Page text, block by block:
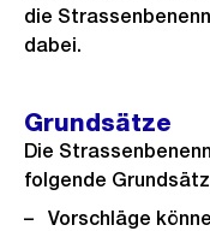
die
dabei.
Grundsätze
Die
folgende
Vorschläge